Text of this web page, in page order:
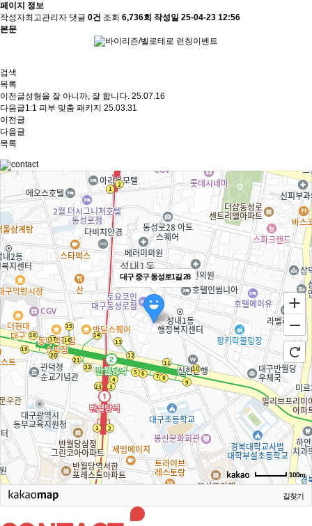
페이지 정보
작성자최고관리자 댓글 0건 조회 6,736회 작성일 25-04-23 12:56
본문
검색
목록
이전글성형을 잘 아니까, 잘 합니다. 25.07.16
다음글1:1 피부 맞춤 패키지 25.03.31
이전글
다음글
목록
대구 중구 동성로1길 28
100m
길찾기